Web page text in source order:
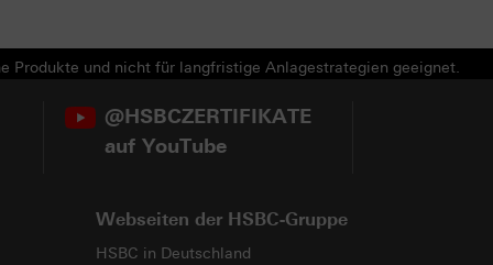
Produkte und nicht für langfristige Anlagestrategien geeignet.
@HSBCZERTIFIKATE
auf YouTube
Webseiten der HSBC-Gruppe
HSBC in Deutschland